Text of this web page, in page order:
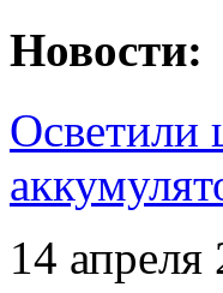
Новости:
Осветили
14 апреля